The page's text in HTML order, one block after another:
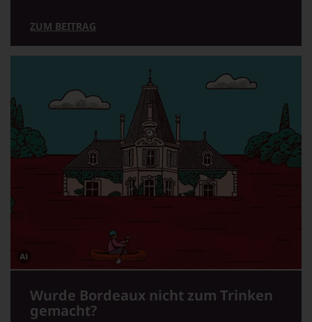
ZUM BEITRAG
Dieses
wurde
mithilfe
Wurde Bordeaux nicht zum Trinken
gemacht?